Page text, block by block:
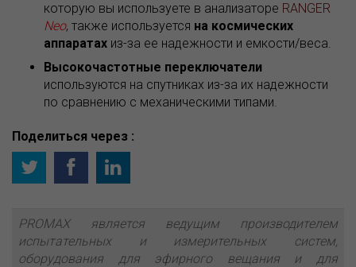
которую вы используете в анализаторе RANGER
Neo, также используется на космических
аппаратах из-за ее надежности и емкости/веса.
Высокочастотные переключатели
используются на спутниках из-за их надежности
по сравнению с механическими типами.
Поделиться через :
PROMAX является ведущим производителем
испытательных и измерительных систем,
оборудования для эфирного вещания и для